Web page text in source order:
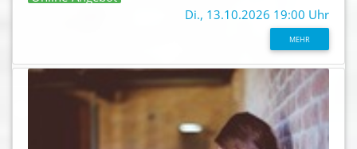
Di., 13.10.2026 19:00 Uhr
MEHR